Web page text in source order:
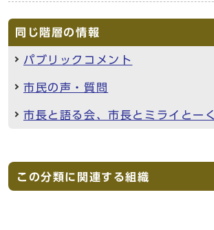
同じ階層の情報
パブリックコメント
市民の声・質問
市長と語る会、市長とミライとーく
この分類に関連する組織